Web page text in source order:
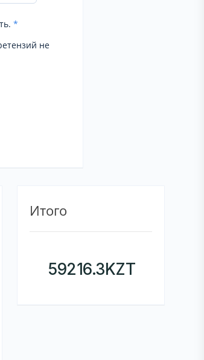
*
не
Итого
59216.3KZT